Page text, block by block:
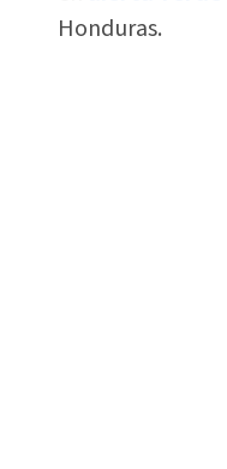
Honduras.